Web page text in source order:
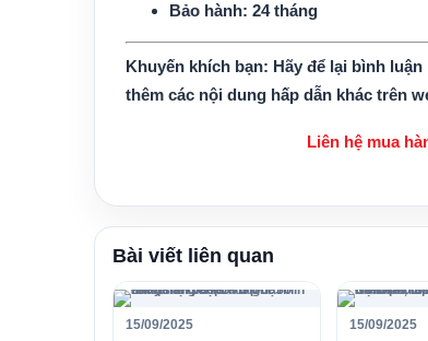
Bảo hành: 24 tháng
Khuyến khích bạn: Hãy để lại bình
thêm các nội dung hấp dẫn khác trên
Liên hệ mua
Bài viết liên quan
15/09/2025 15/09/2025